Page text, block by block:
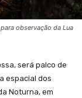
observação da Lua
será palco de
espacial dos
Noturna, em